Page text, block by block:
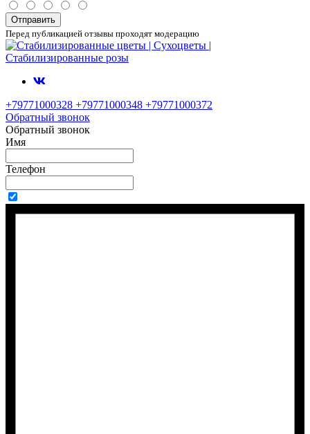
Отправить
Перед публикацией отзывы проходят модерацию
+79771000328 +79771000348 +79771000372
Обратный звонок
Обратный звонок
Имя
Телефон